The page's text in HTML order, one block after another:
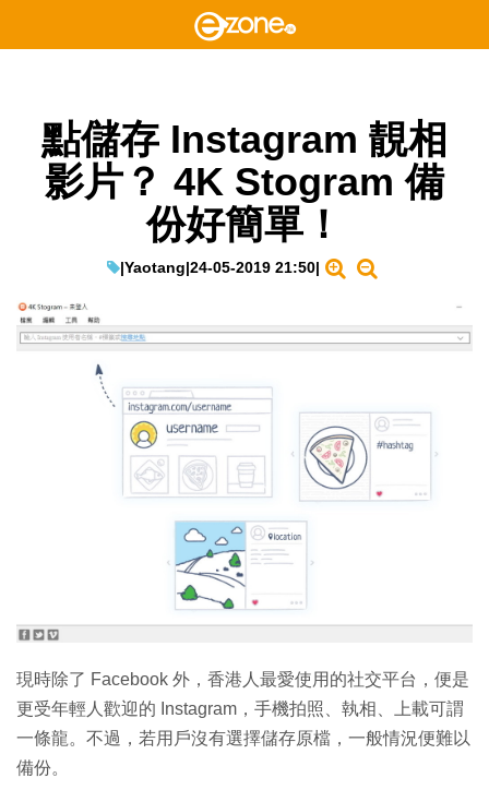
點儲存 Instagram 靚相
影片？ 4K Stogram 備
份好簡單！
|Yaotang|24-05-2019 21:50|
現時除了 Facebook 外，香港人最愛使用的社交平台，便是
更受年輕人歡迎的 Instagram，手機拍照、執相、上載可謂
一條龍。不過，若用戶沒有選擇儲存原檔，一般情況便難以
備份。